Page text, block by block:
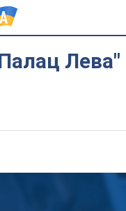
Лева"